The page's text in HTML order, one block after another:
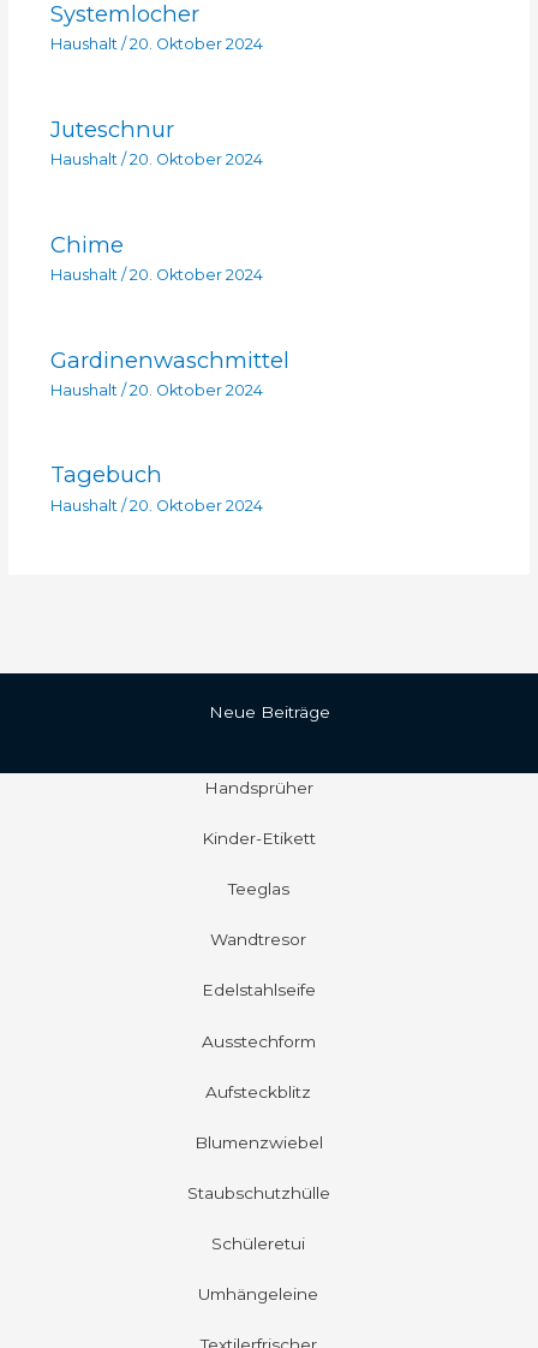
Systemlocher
Haushalt/ 20. Oktober 2024
Juteschnur
Haushalt/ 20. Oktober 2024
Chime
Haushalt/ 20. Oktober 2024
Gardinenwaschmittel
Haushalt / 20. Oktober 2024
Tagebuch
Haushalt /20. Oktober 2024
Neue Beiträge
Handsprüher
Kinder-Etikett
Teeglas
Wandtresor
Edelstahlseife
Ausstechform
Aufsteckblitz
Blumenzwiebel
Staubschutzhülle
Schüleretui
Umhängeleine